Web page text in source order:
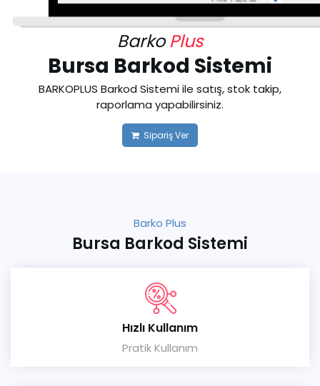
BarkoPlus
Bursa Barkod Sistemi
BARKOPLUS Barkod Sistemi ile satış, stok takip,
raporlama yapabilirsiniz.
Sipariş Ver
Barko Plus
Bursa Barkod Sistemi
Hızlı Kullanım
Pratik Kullanım